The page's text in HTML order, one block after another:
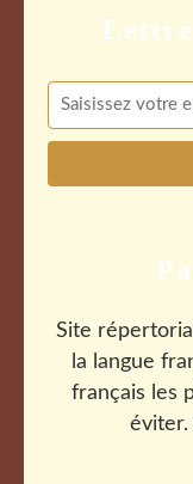
Site
la langue
français les
éviter.